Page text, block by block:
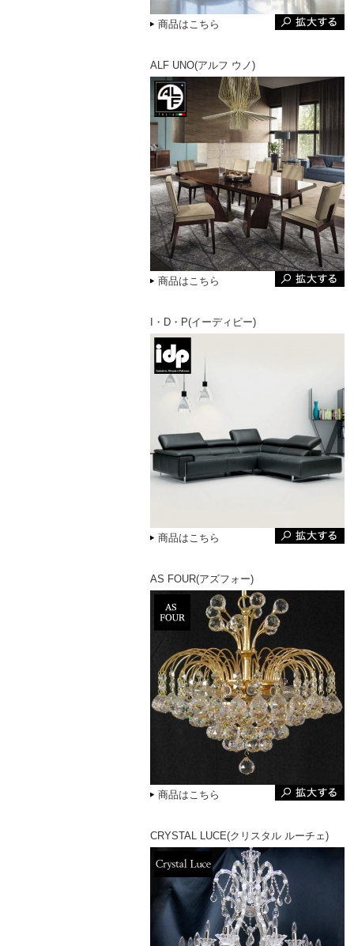
商品はこちら
ALF UNO(アルフ ウノ)
商品はこちら
I・D・P(イーディピー)
商品はこちら
AS FOUR(アズフォー)
商品はこちら
CRYSTAL LUCE(クリスタル ルーチェ)